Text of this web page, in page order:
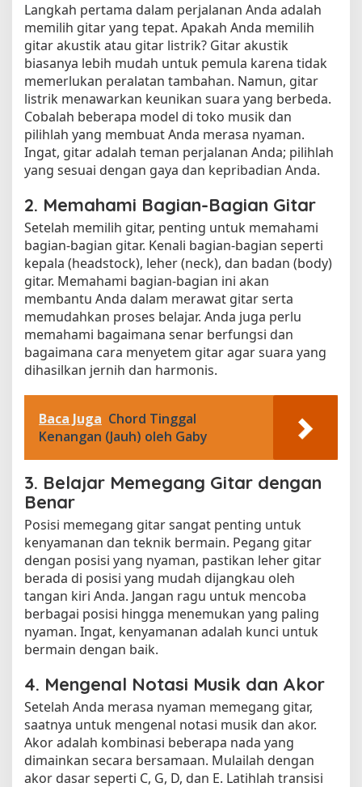
Langkah pertama dalam perjalanan Anda adalah
memilih gitar yang tepat. Apakah Anda memilih
gitar akustik atau gitar listrik? Gitar akustik
biasanya lebih mudah untuk pemula karena tidak
memerlukan peralatan tambahan. Namun, gitar
listrik menawarkan keunikan suara yang berbeda.
Cobalah beberapa model di toko musik dan
pilihlah yang membuat Anda merasa nyaman.
Ingat, gitar adalah teman perjalanan Anda; pilihlah
yang sesuai dengan gaya dan kepribadian Anda.
2. Memahami Bagian-Bagian Gitar
Setelah memilih gitar, penting untuk memahami
bagian-bagian gitar. Kenali bagian-bagian seperti
kepala (headstock), leher (neck), dan badan (body)
gitar. Memahami bagian-bagian ini akan
membantu Anda dalam merawat gitar serta
memudahkan proses belajar. Anda juga perlu
memahami bagaimana senar berfungsi dan
bagaimana cara menyetem gitar agar suara yang
dihasilkan jernih dan harmonis.
Baca Juga Chord Tinggal
Kenangan (Jauh) oleh Gaby
3. Belajar Memegang Gitar dengan
Benar
Posisi memegang gitar sangat penting untuk
kenyamanan dan teknik bermain. Pegang gitar
dengan posisi yang nyaman, pastikan leher gitar
berada di posisi yang mudah dijangkau oleh
tangan kiri Anda. Jangan ragu untuk mencoba
berbagai posisi hingga menemukan yang paling
nyaman. Ingat, kenyamanan adalah kunci untuk
bermain dengan baik.
4. Mengenal Notasi Musik dan Akor
Setelah Anda merasa nyaman memegang gitar,
saatnya untuk mengenal notasi musik dan akor.
Akor adalah kombinasi beberapa nada yang
dimainkan secara bersamaan. Mulailah dengan
akor dasar seperti C, G, D, dan E. Latihlah transisi